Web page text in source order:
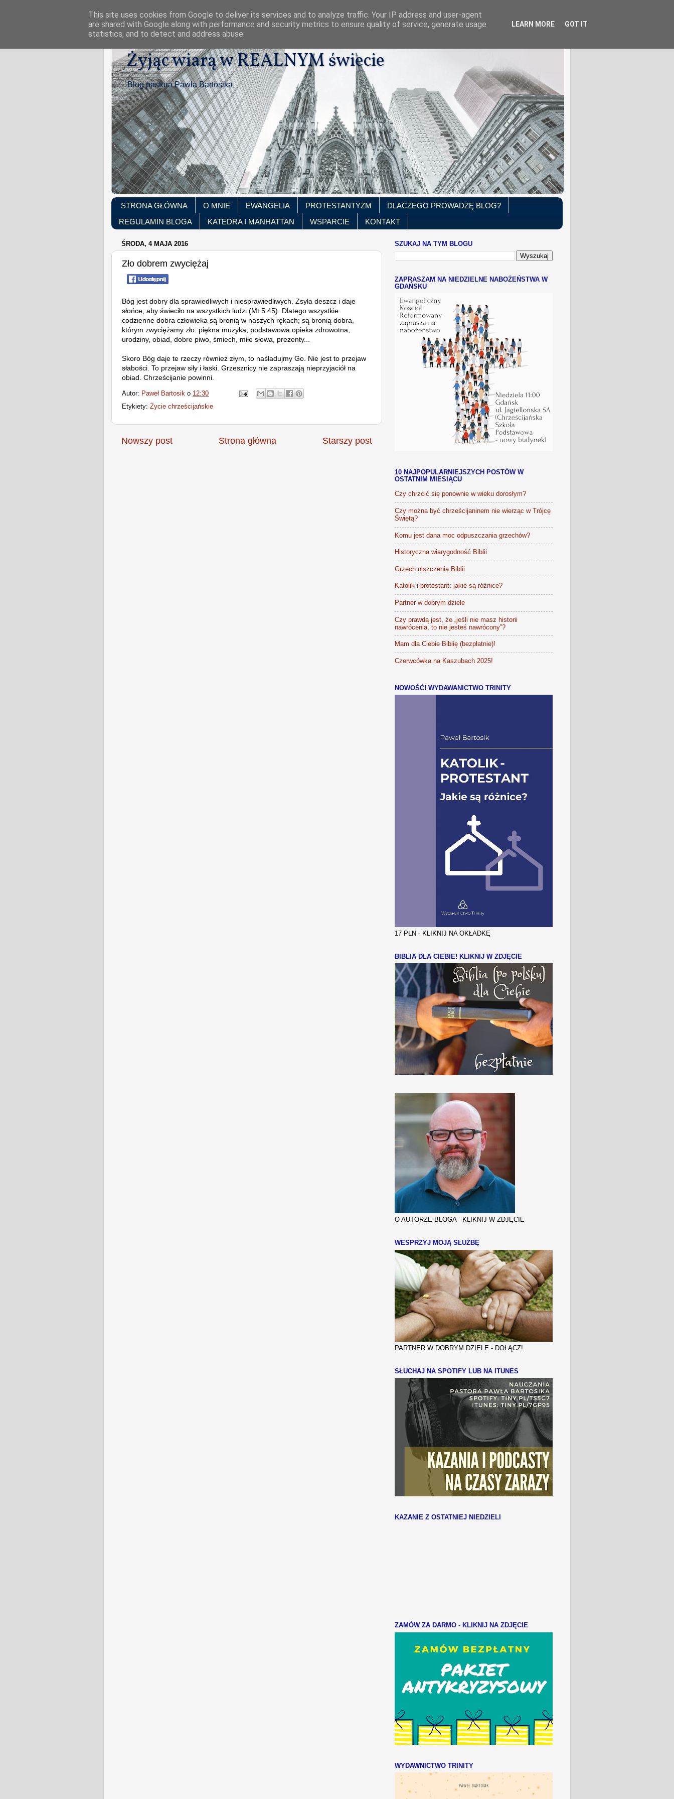
Żyjąc wiarą w REALNYM świecie
Blog pastora Pawła Bartosika
STRONA GŁÓWNA O MNIE EWANGELIA PROTESTANTYZM
DLACZEGO PROWADZĘ BLOG?
REGULAMIN BLOGA
KATEDRA I MANHATTAN WSPARCIE KONTAKT
ŚRODA, 4 MAJA 2016
Zło dobrem zwyciężaj
Bóg jest dobry dla sprawiedliwych i niesprawiedliwych. Zsyła deszcz i daje
słońce, aby świeciło na wszystkich ludzi (Mt 5.45). Dlatego wszystkie
codzienne dobra człowieka są bronią w naszych rękach; są bronią dobra,
którym zwyciężamy zło: piękna muzyka, podstawowa opieka zdrowotna,
urodziny, obiad, dobre piwo, śmiech, miłe słowa, prezenty...
Skoro Bóg daje te rzeczy również złym, to naśladujmy Go. Nie jest to przejaw
słabości. To przejaw siły i łaski. Grzesznicy nie zapraszają nieprzyjaciół na
obiad. Chrześcijanie powinni.
Autor: Paweł Bartosik o 12:30
Etykiety: Życie chrześcijańskie
Nowszy post Starszy post
Strona główna
SZUKAJ NA TYM BLOGU
ZAPRASZAM NA NIEDZIELNE NABOŻEŃSTWA W
GDAŃSKU
10 NAJPOPULARNIEJSZYCH POSTÓW W
OSTATNIM MIESIĄCU
Czy chrzcić się ponownie w wieku dorosłym?
Czy można być chrześcijaninem nie wierząc w Trójcę
Świętą?
Komu jest dana moc odpuszczania grzechów?
Historyczna wiarygodność Biblii
Grzech niszczenia Biblii
Katolik i protestant: jakie są różnice?
Partner w dobrym dziele
Czy prawdą jest, że „jeśli nie masz historii
nawrócenia, to nie jesteś nawrócony”?
Mam dla Ciebie Biblię (bezpłatnie)!
Czerwcówka na Kaszubach 2025!
NOWOŚĆ! WYDAWANICTWO TRINITY
17 PLN - KLIKNIJ NA OKŁADKĘ
BIBLIA DLA CIEBIE! KLIKNIJ W ZDJĘCIE
O AUTORZE BLOGA - KLIKNIJ W ZDJĘCIE
WESPRZYJ MOJĄ SŁUŻBĘ
PARTNER W DOBRYM DZIELE - DOŁĄCZ!
SŁUCHAJ NA SPOTIFY LUB NA ITUNES
KAZANIE Z OSTATNIEJ NIEDZIELI
ZAMÓW ZA DARMO - KLIKNIJ NA ZDJĘCIE
WYDAWNICTWO TRINITY
This site uses cookies from Google to deliver its services and to analyze traffic. Your IP address and user-agent
are shared with Google along with performance and security metrics to ensure quality of service, generate usage
statistics, and to detect and address abuse.
LEARN MORE GOT IT